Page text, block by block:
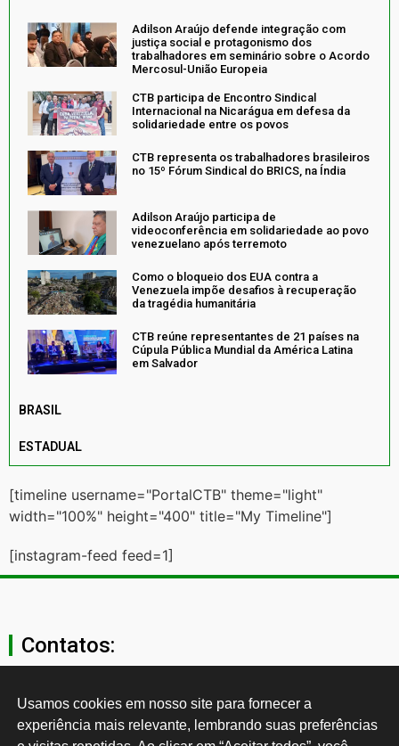
Adilson Araújo defende integração com
justiça social e protagonismo dos
trabalhadores em seminário sobre o Acordo
Mercosul-União Europeia
CTB participa de Encontro Sindical
Internacional na Nicarágua em defesa da
solidariedade entre os povos
CTB representa os trabalhadores brasileiros
no 15º Fórum Sindical do BRICS, na Índia
Adilson Araújo participa de
videoconferência em solidariedade ao povo
venezuelano após terremoto
Como o bloqueio dos EUA contra a
Venezuela impõe desafios à recuperação
da tragédia humanitária
CTB reúne representantes de 21 países na
Cúpula Pública Mundial da América Latina
em Salvador
BRASIL
ESTADUAL
[timeline username="PortalCTB" theme="light"
width="100%" height="400" title="My Timeline"]
[instagram-feed feed=1]
Contatos:
secgeral@ctb.org.br
11 3874-0040
Usamos cookies em nosso site para fornecer a
experiência mais relevante, lembrando suas preferências